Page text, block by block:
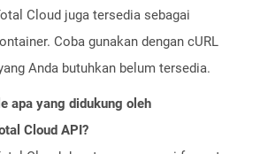
Cloud juga tersedia sebagai
Coba gunakan dengan cURL
Anda butuhkan belum tersedia.
apa yang didukung oleh
Cloud API?